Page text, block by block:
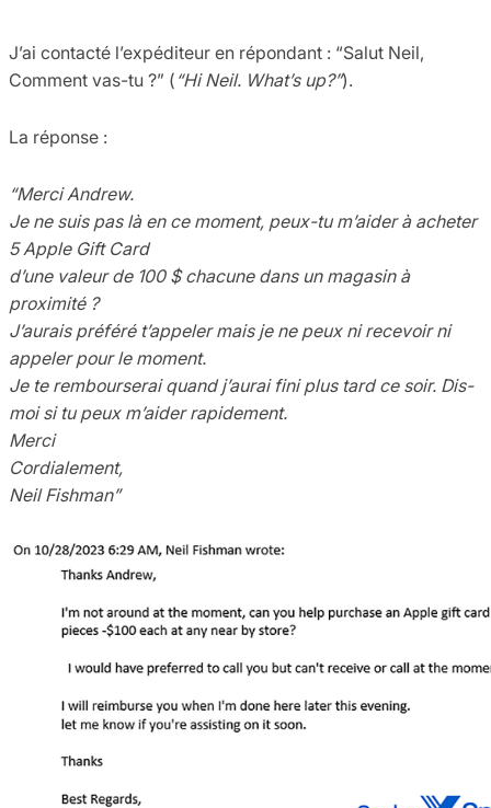
J’ai contacté l’expéditeur en répondant : “Salut Neil,
Comment vas-tu ?” ( “Hi Neil. What’s up?”).
La réponse :
“Merci Andrew.
Je ne suis pas là en ce moment, peux-tu m’aider à acheter
5 Apple Gift Card
d’une valeur de 100 $ chacune dans un magasin à
proximité ?
J’aurais préféré t’appeler mais je ne peux ni recevoir ni
appeler pour le moment.
Je te rembourserai quand j’aurai fini plus tard ce soir. Dis-
moi si tu peux m’aider rapidement.
Merci
Cordialement,
Neil Fishman”